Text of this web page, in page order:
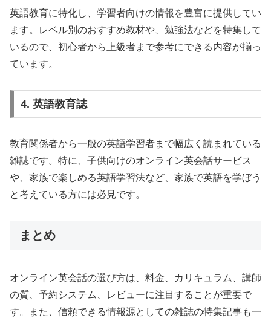
英語教育に特化し、学習者向けの情報を豊富に提供してい
ます。レベル別のおすすめ教材や、勉強法などを特集して
いるので、初心者から上級者まで参考にできる内容が揃っ
ています。
4. 英語教育誌
教育関係者から一般の英語学習者まで幅広く読まれている
雑誌です。特に、子供向けのオンライン英会話サービス
や、家族で楽しめる英語学習法など、家族で英語を学ぼう
と考えている方には必見です。
まとめ
オンライン英会話の選び方は、料金、カリキュラム、講師
の質、予約システム、レビューに注目することが重要で
す。また、信頼できる情報源としての雑誌の特集記事も一